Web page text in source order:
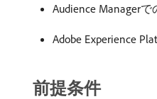
Audience Manager
Adobe Experience
前提条件